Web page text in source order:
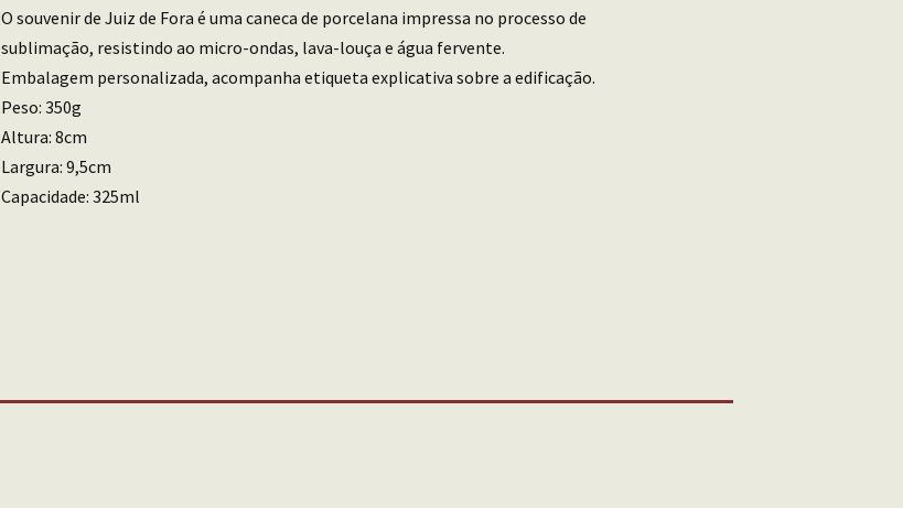
O souvenir de Juiz de Fora é uma caneca de porcelana impressa no processo de
sublimação, resistindo ao micro-ondas, lava-louça e água fervente.
Embalagem personalizada, acompanha etiqueta explicativa sobre a edificação.
Peso: 350g
Altura: 8cm
Largura: 9,5cm
Capacidade: 325ml